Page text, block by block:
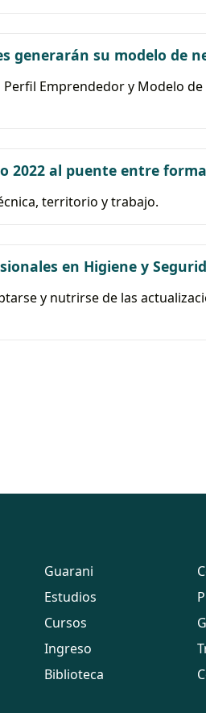
generarán su modelo de
Emprendedor y Modelo
2022 al puente entre
territorio y trabajo.
en Higiene y
y nutrirse de las
Guarani
Estudios
Cursos
Ingreso
Biblioteca